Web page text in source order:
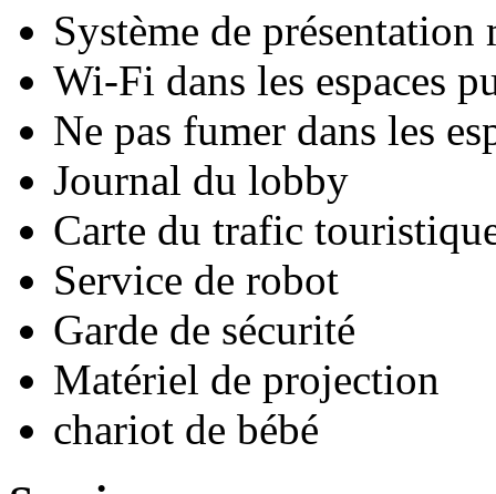
Système de
Wi-Fi dans les espaces
Ne pas fumer dans les
Journal du lobby
Carte du trafic
Service de robot
Garde de sécurité
Matériel de projection
chariot de bébé